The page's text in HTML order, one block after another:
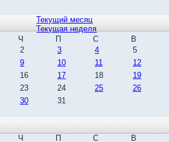
Текущий месяц
Текущая неделя
Ч П С
В
2 3 4
5
9 10 11
12
16 17 18
19
23 24 25
26
30 31
Ч П С
В